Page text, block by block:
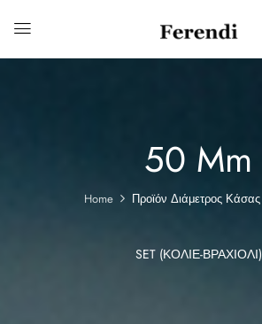
50 Mm
Home Προϊόν Διάμετρος Κάσας
SET (ΚΟΛΙΈ-ΒΡΑΧΙΌΛΙ)